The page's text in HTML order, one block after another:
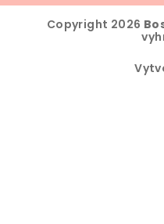
Copyright 2026